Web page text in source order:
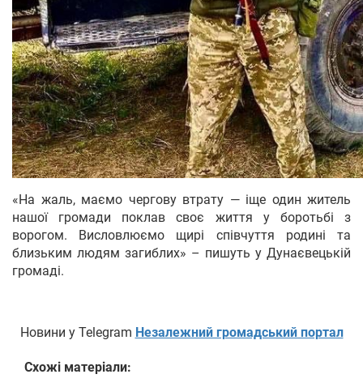
«На жаль, маємо чергову втрату — іще один житель
нашої громади поклав своє життя у боротьбі з
ворогом. Висловлюємо щирі співчуття родині та
близьким людям загиблих» – пишуть у Дунаєвецькій
громаді.
Новини у Telegram Незалежний громадський портал
Схожі матеріали: